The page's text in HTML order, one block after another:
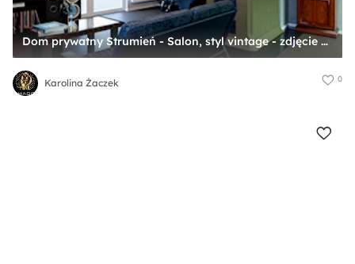
Dom prywatny Strumień - Salon, styl vintage - zdjęcie od Karolina Żaczek
Karolina Żaczek 0